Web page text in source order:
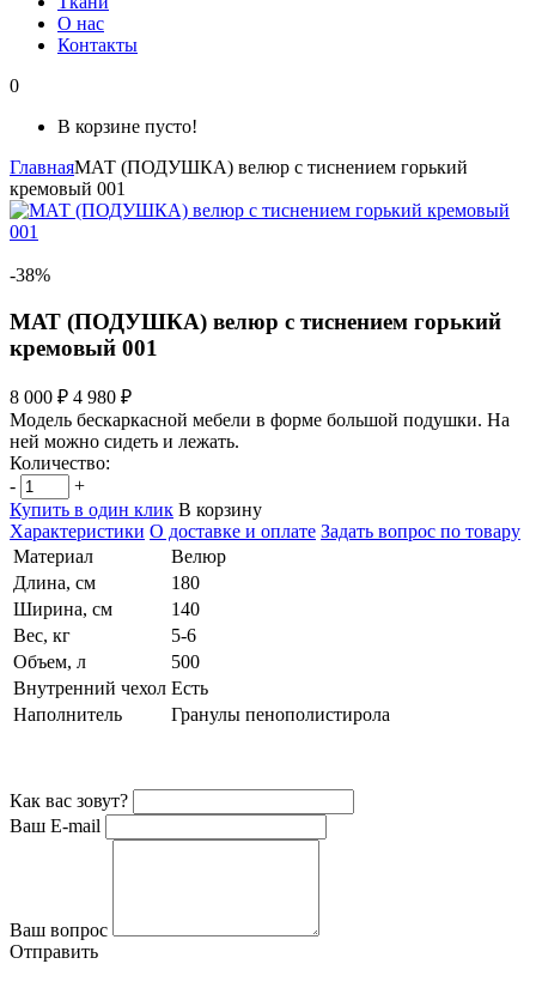
О нас
Контакты
0
В корзине пусто!
ГлавнаяМАТ (ПОДУШКА) велюр с тиснением горький
кремовый 001
-38%
МАТ (ПОДУШКА) велюр с тиснением горький
кремовый 001
8 000 ₽ 4 980 ₽
Модель бескаркасной мебели в форме большой подушки. На
ней можно сидеть и лежать.
Количество:
-
+
Купить в один клик В корзину
Характеристики О доставке и оплате Задать вопрос по товару
Материал
Велюр
Длина, см
180
Ширина, см
140
Вес, кг
5-6
Объем, л
500
Внутренний чехол Есть
Наполнитель
Гранулы пенополистирола
Как вас зовут?
Ваш E-mail
Ваш вопрос
Отправить